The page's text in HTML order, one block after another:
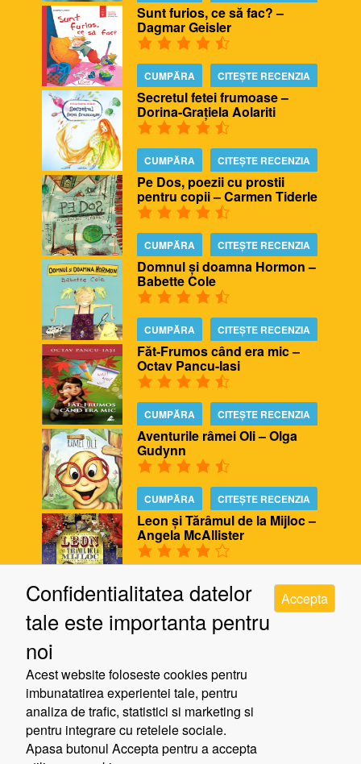
Sunt furios, ce să fac? –
Dagmar Geisler
CUMPĂRA CITEȘTE RECENZIA
Secretul fetei frumoase –
Dorina-Grațiela Aolariti
CUMPĂRA CITEȘTE RECENZIA
Pe Dos, poezii cu prostii
pentru copii – Carmen Tiderle
CUMPĂRA CITEȘTE RECENZIA
Domnul și doamna Hormon –
Babette Cole
CUMPĂRA CITEȘTE RECENZIA
Făt-Frumos când era mic –
Octav Pancu-Iasi
CUMPĂRA CITEȘTE RECENZIA
Aventurile râmei Oli – Olga
Gudynn
CUMPĂRA CITEȘTE RECENZIA
Leon și Tărâmul de la Mijloc –
Angela McAllister
CUMPĂRA CITEȘTE RECENZIA
Biblioteca ursului – Poppy
Bishop, Alison Edgson
CUMPĂRA CITEȘTE RECENZIA
Cinci minute de răgaz – Jill
Murphy
CUMPĂRA CITEȘTE RECENZIA
Confidentialitatea datelor
tale este importanta pentru
noi
Acest website foloseste cookies pentru
imbunatatirea experientei tale, pentru
analiza de trafic, statistici si marketing si
pentru integrare cu retelele sociale.
Apasa butonul Accepta pentru a accepta
Accepta